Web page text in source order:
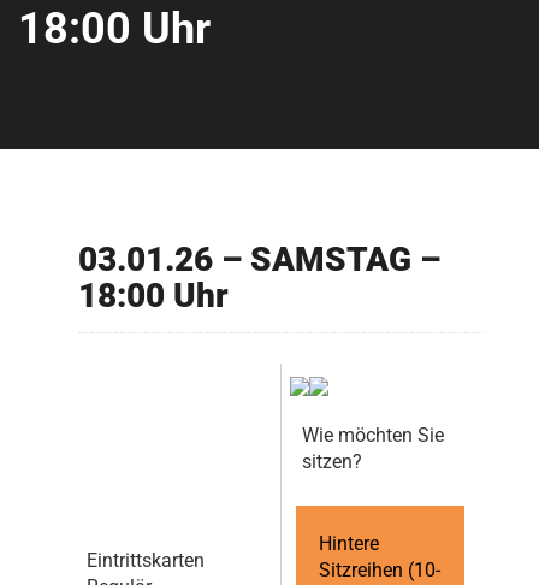
18:00 Uhr
03.01.26 – SAMSTAG –
18:00 Uhr
Eintrittskarten
Wie möchten Sie
sitzen?
Hintere
Sitzreihen (10-